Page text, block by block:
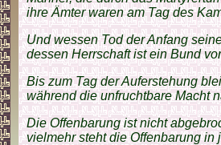
ihre Ämter waren am Tag des
Und wessen Tod der Anfang
dessen Herrschaft ist ein Bund
Bis zum Tag der Auferstehung
während die unfruchtbare Macht
Die Offenbarung ist nicht
vielmehr steht die Offenbarung in